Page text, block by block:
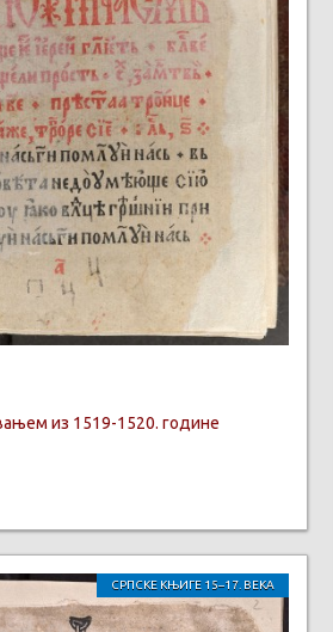
из 1519-1520. године
СРПСКЕ КЊИГЕ 15–17. ВЕКА